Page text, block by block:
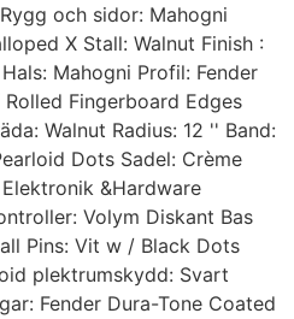
och sidor: Mahogni
X Stall: Walnut Finish :
Mahogni Profil: Fender
Fingerboard Edges
Walnut Radius: 12 '' Band:
Dots Sadel: Crème
&Hardware
Volym Diskant Bas
Pins: Vit w / Black Dots
plektrumskydd: Svart
Fender Dura-Tone Coated